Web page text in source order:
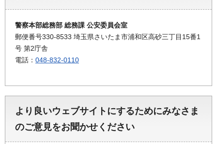
警察本部総務部 総務課 公安委員会室
郵便番号330-8533 埼玉県さいたま市浦和区高砂三丁目15番1
号 第2庁舎
電話： 048-832-0110
より良いウェブサイトにするためにみなさま
のご意見をお聞かせください